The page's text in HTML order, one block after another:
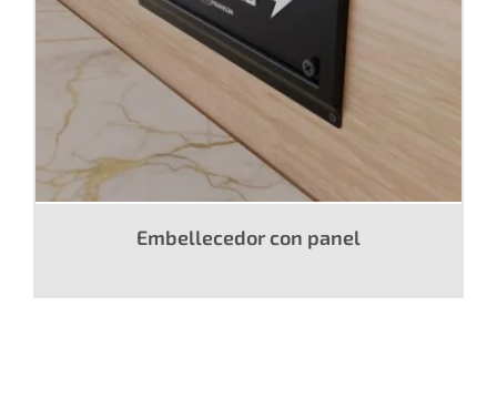
Embellecedor con panel